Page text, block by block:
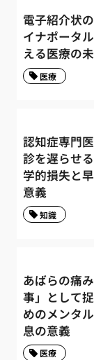
電子紹介状
イナポータ
える医療の
医療
認知症専門
診を遅らせ
学的損失と
意義
知識
あばらの痛
事」として
めのメンタ
息の意義
医療